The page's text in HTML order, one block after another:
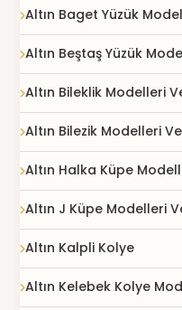
Altın Baget Yüzük
Altın Beştaş Yüzük
Altın Bileklik Modelleri
Altın Bilezik Modelleri
Altın Halka Küpe
Altın J Küpe Modelleri
Altın Kalpli Kolye
Altın Kelebek Kolye